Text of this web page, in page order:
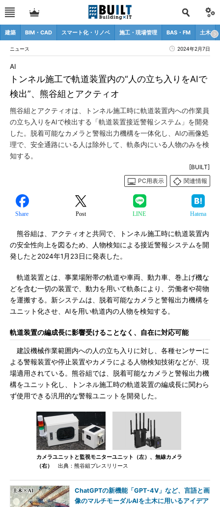
建築 BIM・CAD スマート化・リノベ 施工・現場管理 BAS・FM 土木
ニュース 2024年2月7日
トンネル施工で軌道装置内の“人の立ち入りをAIで
検出”、熊谷組とアクティオ
AI
熊谷組とアクティオは、トンネル施工時に軌道装置内への作業員
の立ち入りをAIで検出する「軌道装置接近警報システム」を開発
した。脱着可能なカメラと警報出力機構を一体化し、AIの画像処
理で、安全通路にいる人は除外して、軌条内にいる人物のみを検
知する。
[BUILT]
PC用表示
関連情報
Share Post LINE Hatena
熊谷組は、アクティオと共同で、トンネル施工時に軌道装置内
の安全性向上を図るため、人物検知による接近警報システムを開
発したと2024年1月23日に発表した。
軌道装置とは、事業場附帯の軌道や車両、動力車、巻上げ機な
どを含む一切の装置で、動力を用いて軌条により、労働者や荷物
を運搬する。新システムは、脱着可能なカメラと警報出力機構を
ユニット化させ、AIを用い軌道内の人物を検知する。
軌道装置の編成長に影響受けることなく、自在に対応可能
建設機械作業範囲内への人の立ち入りに対し、各種センサーに
よる警報装置や停止装置やカメラによる人物検知技術などが、現
場適用されている。熊谷組では、脱着可能なカメラと警報出力機
構をユニット化し、トンネル施工時の軌道装置の編成長に関わら
ず使用できる汎用的な警報ユニットを開発した。
カメラユニットと監視モニターユニット（左）、無線カメラ
（右）
出典：熊谷組プレスリリース
ChatGPTの新機能「GPT-4V」など、言語と画
像のマルチモーダルAIを土木に用いるアイデア